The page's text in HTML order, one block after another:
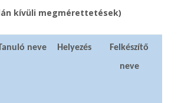
kívüli megmérettetések)
neve Helyezés
Felkészítő
neve